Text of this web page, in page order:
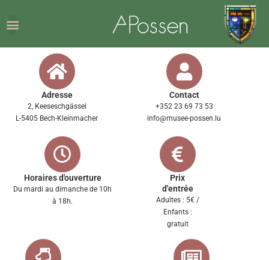
Adresse
2, Keeseschgässel
L-5405 Bech-Kleinmacher
Contact
+352 23 69 73 53
info@musee-possen.lu
Horaires d'ouverture
Du mardi au dimanche de 10h
à 18h.
Prix
d'entrée
Adultes : 5€ /
Enfants :
gratuit